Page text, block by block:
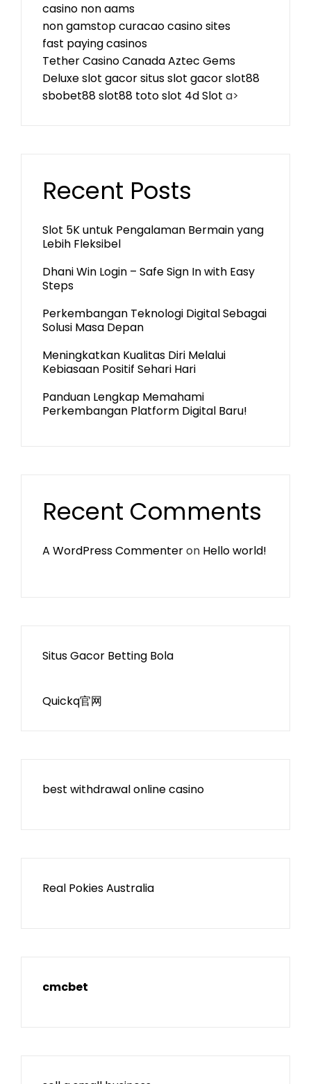
casino non aams
non gamstop curacao casino sites
fast paying casinos
Tether Casino CanadaAztec Gems
Deluxeslot gacorsitus slot gacorslot88
sbobet88slot88 toto slot 4dSlot a>
Recent Posts
Slot 5K untuk Pengalaman Bermain yang
Lebih Fleksibel
Dhani Win Login – Safe Sign In with Easy
Steps
Perkembangan Teknologi Digital Sebagai
Solusi Masa Depan
Meningkatkan Kualitas Diri Melalui
Kebiasaan Positif Sehari Hari
Panduan Lengkap Memahami
Perkembangan Platform Digital Baru!
Recent Comments
A WordPress Commenteron Hello world!
Situs Gacor Betting Bola
Quickq官网
best withdrawal online casino
Real Pokies Australia
cmcbet